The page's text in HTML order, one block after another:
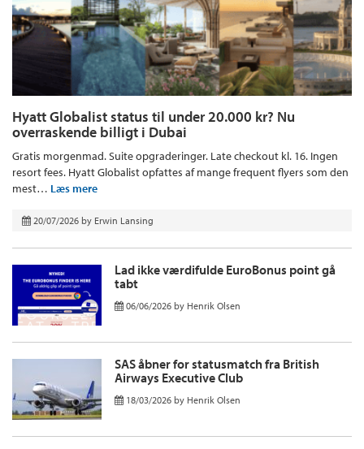
Hyatt Globalist status til under 20.000 kr? Nu
overraskende billigt i Dubai
Gratis morgenmad. Suite opgraderinger. Late checkout kl. 16. Ingen
resort fees. Hyatt Globalist opfattes af mange frequent flyers som den
mest… Læs mere
20/07/2026 by Erwin Lansing
Lad ikke værdifulde EuroBonus point gå
tabt
06/06/2026 by Henrik Olsen
SAS åbner for statusmatch fra British
Airways Executive Club
18/03/2026 by Henrik Olsen